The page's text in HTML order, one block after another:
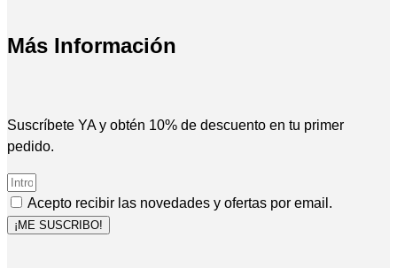
Más Información
Suscríbete YA y obtén 10% de descuento en tu primer
pedido.
Acepto recibir las novedades y ofertas por email.
¡ME SUSCRIBO!